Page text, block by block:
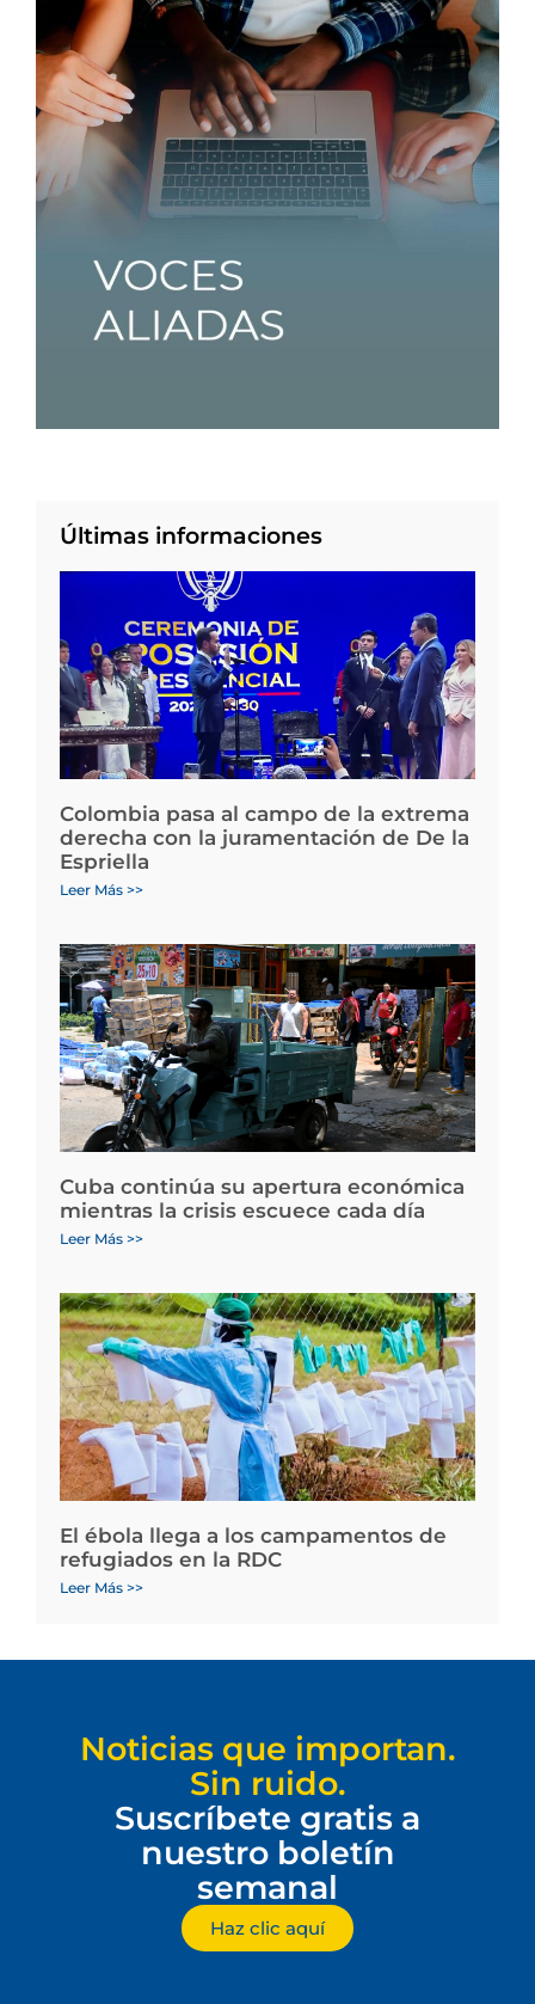
Últimas informaciones
Colombia pasa al campo de la extrema
derecha con la juramentación de De la
Espriella
Leer Más >>
Cuba continúa su apertura económica
mientras la crisis escuece cada día
Leer Más >>
El ébola llega a los campamentos de
refugiados en la RDC
Leer Más >>
Noticias que importan.
Sin ruido.
Suscríbete gratis a
nuestro boletín
semanal
Haz clic aquí